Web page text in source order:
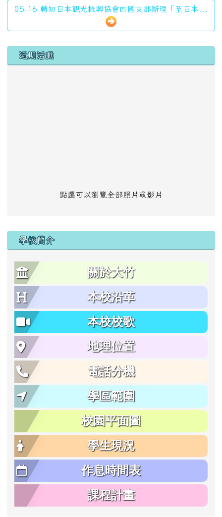
05-16 轉知日本觀光振興協會四國支部辦理「至日本...
左邊區域內容
近期活動
點選可以瀏覽全部照片或影片
學校簡介
關於大竹
本校沿革
本校校歌
地理位置
電話分機
學區範圍
校園平面圖
學生現況
作息時間表
課程計畫